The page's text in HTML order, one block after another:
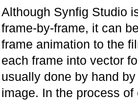
Although Synfig Studio
frame-by-frame, it can
frame animation to the
each frame into vector
usually done by hand
image. In the process